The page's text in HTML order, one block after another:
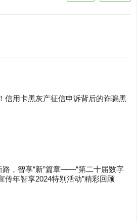
信用卡黑灰产征信申诉背后的诈骗黑
路，智享“新”篇章——“第二十届数字
传年智享2024特别活动”精彩回顾